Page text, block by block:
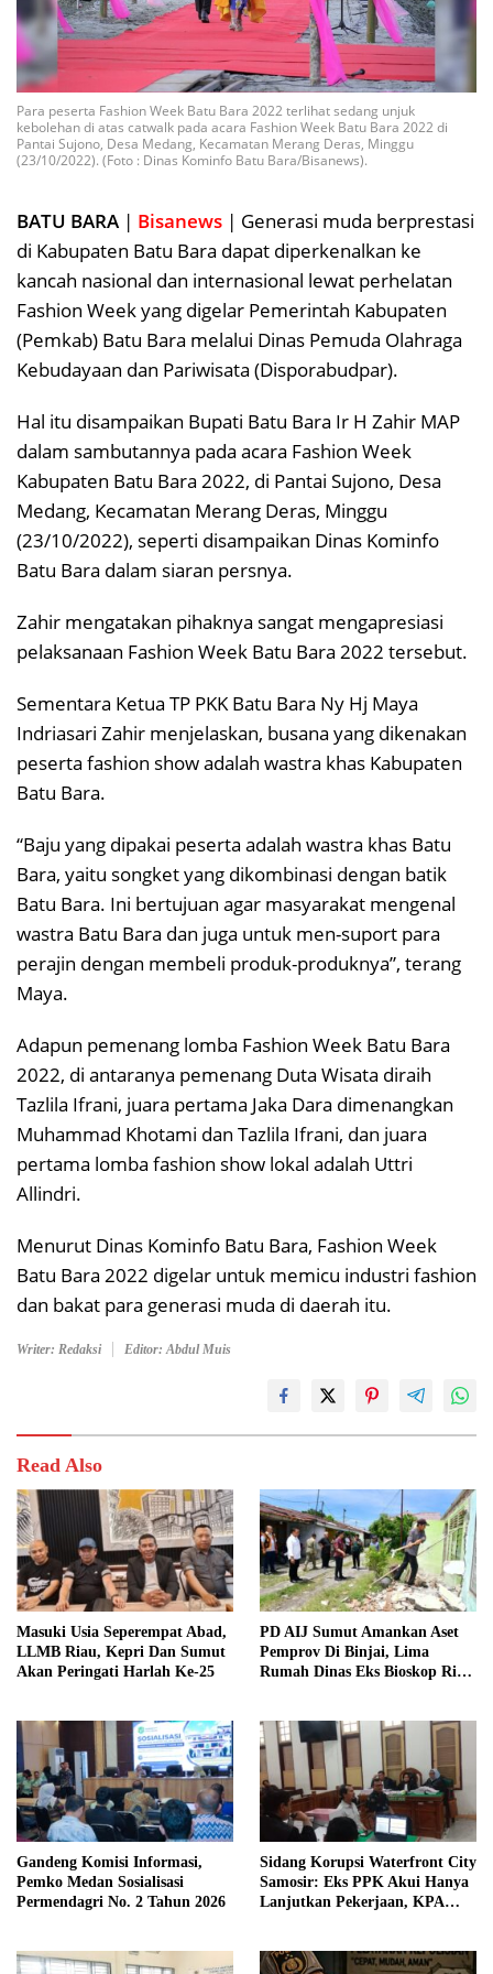
Para peserta Fashion Week Batu Bara 2022 terlihat sedang unjuk
kebolehan di atas catwalk pada acara Fashion Week Batu Bara 2022 di
Pantai Sujono, Desa Medang, Kecamatan Merang Deras, Minggu
(23/10/2022). (Foto : Dinas Kominfo Batu Bara/Bisanews).
BATU BARA | Bisanews | Generasi muda berprestasi
di Kabupaten Batu Bara dapat diperkenalkan ke
kancah nasional dan internasional lewat perhelatan
Fashion Week yang digelar Pemerintah Kabupaten
(Pemkab) Batu Bara melalui Dinas Pemuda Olahraga
Kebudayaan dan Pariwisata (Disporabudpar).
Hal itu disampaikan Bupati Batu Bara Ir H Zahir MAP
dalam sambutannya pada acara Fashion Week
Kabupaten Batu Bara 2022, di Pantai Sujono, Desa
Medang, Kecamatan Merang Deras, Minggu
(23/10/2022), seperti disampaikan Dinas Kominfo
Batu Bara dalam siaran persnya.
Zahir mengatakan pihaknya sangat mengapresiasi
pelaksanaan Fashion Week Batu Bara 2022 tersebut.
Sementara Ketua TP PKK Batu Bara Ny Hj Maya
Indriasari Zahir menjelaskan, busana yang dikenakan
peserta fashion show adalah wastra khas Kabupaten
Batu Bara.
“Baju yang dipakai peserta adalah wastra khas Batu
Bara, yaitu songket yang dikombinasi dengan batik
Batu Bara. Ini bertujuan agar masyarakat mengenal
wastra Batu Bara dan juga untuk men-suport para
perajin dengan membeli produk-produknya”, terang
Maya.
Adapun pemenang lomba Fashion Week Batu Bara
2022, di antaranya pemenang Duta Wisata diraih
Tazlila Ifrani, juara pertama Jaka Dara dimenangkan
Muhammad Khotami dan Tazlila Ifrani, dan juara
pertama lomba fashion show lokal adalah Uttri
Allindri.
Menurut Dinas Kominfo Batu Bara, Fashion Week
Batu Bara 2022 digelar untuk memicu industri fashion
dan bakat para generasi muda di daerah itu.
Writer: Redaksi Editor: Abdul Muis
Read Also
Masuki Usia Seperempat Abad,
LLMB Riau, Kepri Dan Sumut
Akan Peringati Harlah Ke-25
PD AIJ Sumut Amankan Aset
Pemprov Di Binjai, Lima
Rumah Dinas Eks Bioskop Ria
Gandeng Komisi Informasi,
Pemko Medan Sosialisasi
Permendagri No. 2 Tahun 2026
Sidang Korupsi Waterfront City
Samosir: Eks PPK Akui Hanya
Lanjutkan Pekerjaan, KPA